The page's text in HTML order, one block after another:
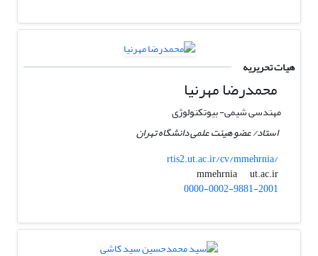
هیات تحریریه
محمدرضا مهرنیا
مهندسی شیمی- بیوتکنولوژی
استاد/ عضو هیئت علمی دانشگاه تهران
rtis2.ut.ac.ir/cv/mmehrnia/
mmehrnia
ut.ac.ir
0000-0002-9881-2001